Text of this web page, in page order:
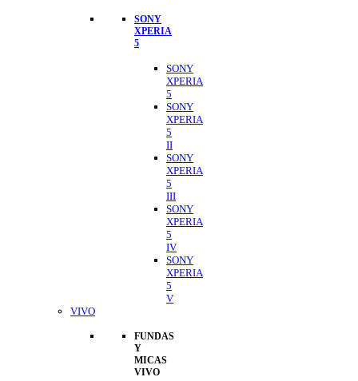
SONY
XPERIA
5
SONY
XPERIA
5
SONY
XPERIA
5
II
SONY
XPERIA
5
III
SONY
XPERIA
5
IV
SONY
XPERIA
5
V
VIVO
FUNDAS
Y
MICAS
VIVO